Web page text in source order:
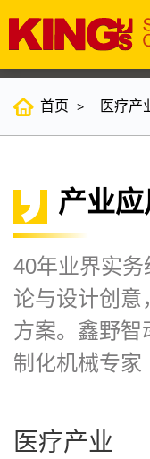
首页 医疗产
产业应
40年业界实
论与设计创意
方案。鑫野
制化机械专家
医疗产业